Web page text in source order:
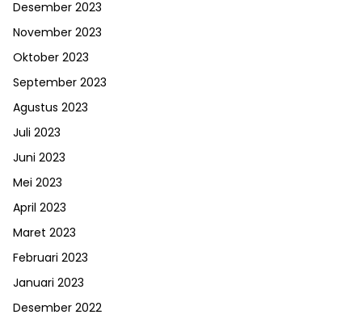
Desember 2023
November 2023
Oktober 2023
September 2023
Agustus 2023
Juli 2023
Juni 2023
Mei 2023
April 2023
Maret 2023
Februari 2023
Januari 2023
Desember 2022